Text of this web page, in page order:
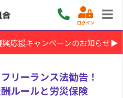
ログイン
応援キャンペーンのお知らせ▶
リーランス法勧告！
ルールと労災保険